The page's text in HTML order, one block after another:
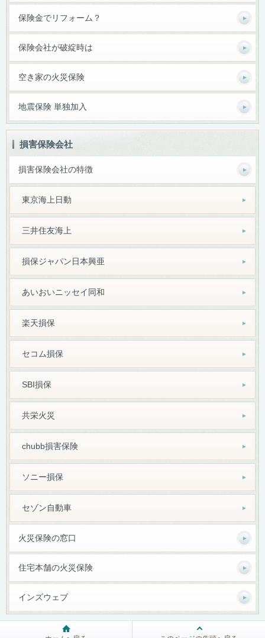
保険金でリフォーム？
保険会社が破綻時は
空き家の火災保険
地震保険 単独加入
損害保険会社
損害保険会社の特徴
東京海上日動
三井住友海上
損保ジャパン日本興亜
あいおいニッセイ同和
楽天損保
セコム損保
SBI損保
共栄火災
chubb損害保険
ソニー損保
セゾン自動車
火災保険の窓口
住宅本舗の火災保険
インズウェブ